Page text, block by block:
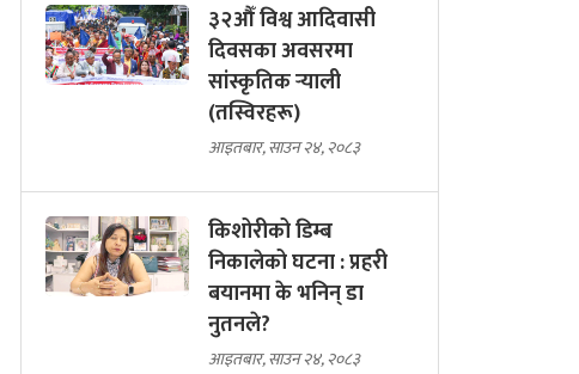
३२औँ विश्व आदिवासी
दिवसका अवसरमा
सांस्कृतिक र्‍याली
(तस्विरहरू)
आइतबार, साउन २४, २०८३
किशोरीको डिम्ब
निकालेको घटना : प्रहरी
बयानमा के भनिन् डा
नुतनले?
आइतबार, साउन २४, २०८३